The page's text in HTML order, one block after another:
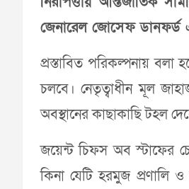
জেনারেল জোসেফ ডানফর্ড
প্রস্তাবিত পরিকল্পনায় বলা
চলবে। নেতৃত্বাধীন মূল
অবস্থানের কাছাকাছি টহল
জয়েন্ট চিফস অব স্টাফের
কিনা যেটি হরমুজ প্রণালি